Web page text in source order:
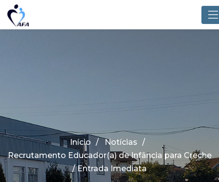
Início
Notícias
Recrutamento Educador(a) de Infância para Creche
/ Entrada Imediata